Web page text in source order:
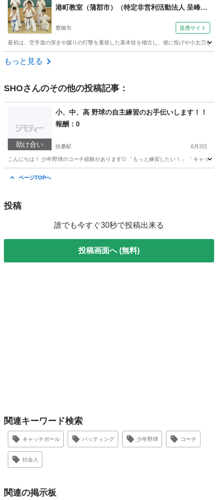
港町教室（蒲郡市）（特定非営利活動法人 呈峰會
～）
豊橋市 提携サイト
最初は、空手道の突きや蹴りの打撃を重視した基本技を稽古し、後に投げや小太刀を
愛知 豊橋市
もっと見る
SHOさんのその他の投稿記事：
助け合い
小、中、高 野球の自主練習のお手伝いします！！
報酬：0
扶桑駅 6月3日
こんにちは！ 少年野球のコーチ経験があります⚾️ 「もっと練習したい！」 「キャッ
ページTOPへ
投稿
誰でも今すぐ30秒で投稿出来る
投稿画面へ (無料)
関連キーワード検索
キャッチボール バッティング 少年野球 コーチ
社会人
関連の掲示板